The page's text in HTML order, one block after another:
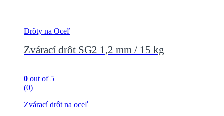
Drôty na Oceľ
Zvárací drôt SG2 1,2 mm / 15 kg
0 out of 5
(0)
Zvárací drôt na oceľ